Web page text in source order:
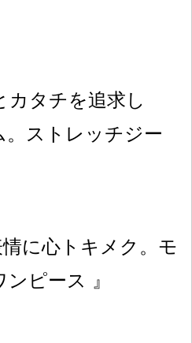
カタチを追求し
ストレッチジー
情に心トキメク。モ
ピース 』